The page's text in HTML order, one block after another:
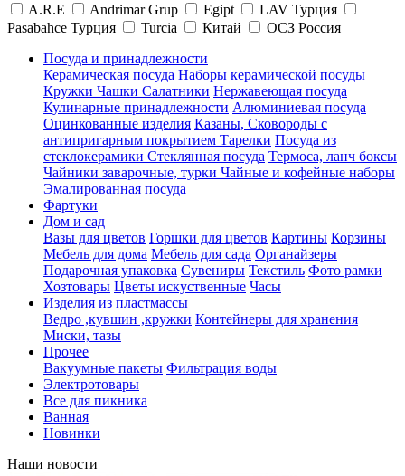
A.R.E
Andrimar Grup Egipt
LAV Турция
Pasabahce Турция
Turcia Китай
ОСЗ Россия
Посуда и принадлежности
Керамическая посуда Наборы керамической посуды
Кружки Чашки Салатники Нержавеющая посуда
Кулинарные принадлежности Алюминиевая посуда
Оцинкованные изделия Казаны, Сковороды с
антипригарным покрытием Тарелки Посуда из
стеклокерамики Стеклянная посуда Термоса, ланч боксы
Чайники заварочные, турки Чайные и кофейные наборы
Эмалированная посуда
Фартуки
Дом и сад
Вазы для цветов Горшки для цветов Картины Корзины
Мебель для дома Мебель для сада Органайзеры
Подарочная упаковка Сувениры Текстиль Фото рамки
Хозтовары Цветы искуственные Часы
Изделия из пластмассы
Ведро ,кувшин ,кружки Контейнеры для хранения
Миски, тазы
Прочее
Вакуумные пакеты Фильтрация воды
Электротовары
Все для пикника
Ванная
Новинки
Наши новости